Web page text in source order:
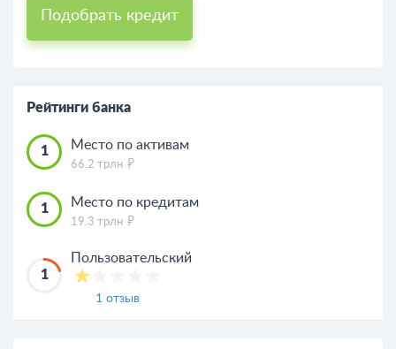
Подобрать кредит
Рейтинги банка
1 Место по активам
66.2 трлн
1 Место по кредитам
19.3 трлн
1
Пользовательский
1 отзыв